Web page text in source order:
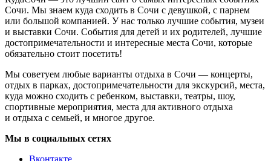
Сочи. Мы знаем куда сходить в Сочи с девушкой, с парнем
или большой компанией. У нас только лучшие события, музеи
и выставки Сочи. События для детей и их родителей, лучшие
достопримечательности и интересные места Сочи, которые
обязательно стоит посетить!
Мы советуем любые варианты отдыха в Сочи — концерты,
отдых в парках, достопримечательности для экскурсий, места,
куда можно сходить с ребенком, выставки, театры, шоу,
спортивные мероприятия, места для активного отдыха
и отдыха с семьей, и многое другое.
Мы в социальных сетях
Вконтакте